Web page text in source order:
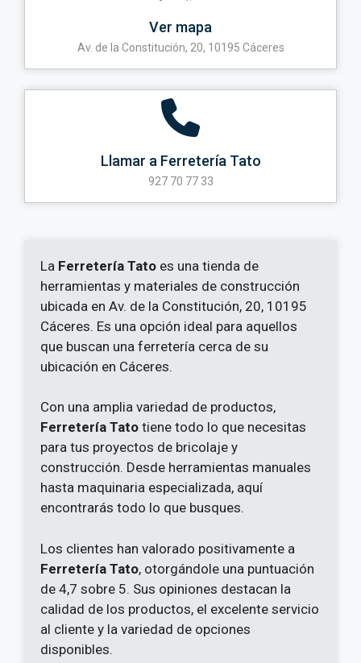
Ver mapa
Av. de la Constitución, 20, 10195 Cáceres
Llamar a Ferretería Tato
927 70 77 33
La Ferretería Tato es una tienda de
herramientas y materiales de construcción
ubicada en Av. de la Constitución, 20, 10195
Cáceres. Es una opción ideal para aquellos
que buscan una ferretería cerca de su
ubicación en Cáceres.
Con una amplia variedad de productos,
Ferretería Tato tiene todo lo que necesitas
para tus proyectos de bricolaje y
construcción. Desde herramientas manuales
hasta maquinaria especializada, aquí
encontrarás todo lo que busques.
Los clientes han valorado positivamente a
Ferretería Tato, otorgándole una puntuación
de 4,7 sobre 5. Sus opiniones destacan la
calidad de los productos, el excelente servicio
al cliente y la variedad de opciones
disponibles.